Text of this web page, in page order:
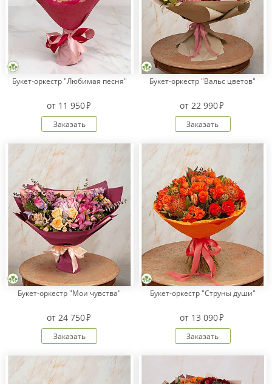
Букет-оркестр "Любимая песня"
от 11 950
Заказать
Букет-оркестр "Вальс цветов"
от22 990
Заказать
Букет-оркестр "Мои чувства"
от 24 750
Заказать
Букет-оркестр "Струны души"
от 13 090
Заказать